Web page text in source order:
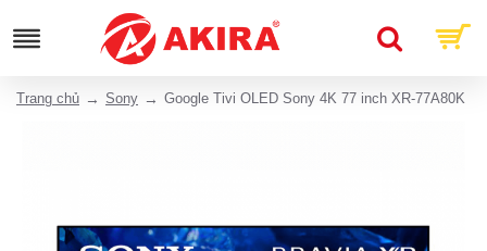
Trang chủ Sony Google Tivi OLED Sony 4K 77 inch XR-77A80K